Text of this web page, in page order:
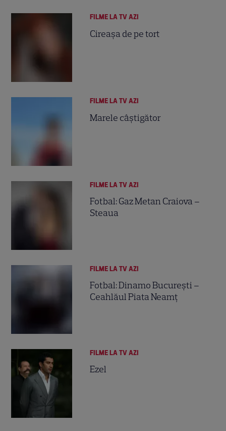
FILME LA TV AZI
Cireaşa de pe tort
FILME LA TV AZI
Marele câștigător
FILME LA TV AZI
Fotbal: Gaz Metan Craiova –
Steaua
FILME LA TV AZI
Fotbal: Dinamo Bucureşti –
Ceahlăul Piata Neamţ
FILME LA TV AZI
Ezel